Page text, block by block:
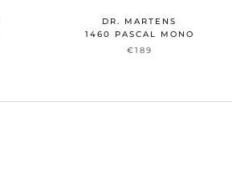
DR. MARTENS
1460 PASCAL MONO
€189